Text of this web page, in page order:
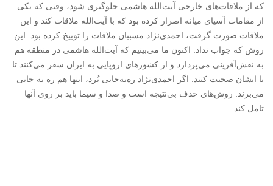
که از ملاقات‌های خارجی آیت‌الله هاشمی جلوگیری شود، وقتی که یکی
از مقامات آسیای میانه اصرار کرده بود که با آیت‌الله ملاقات کند و این
ملاقات صورت گرفت، احمدی‌نژاد مسببان ملاقات را توبیخ کرده بود. این
روش که جواب نداد. اکنون ما می‌بینیم که آیت‌الله هاشمی در منطقه هم
به نقش‌آفرینی می‌پردازد و از کشورهای اروپایی به ایران سفر می‌کنند تا
با ایشان صحبت کنند. اگر احمدی‌نژاد ره‌به‌جایی بُرد، اینها هم ره به جایی
می‌برند. روش‌های حذف بی‌نتیجه است و صدا و سیما باید بر روی آنها
تامل کند.